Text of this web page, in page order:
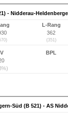
- Nidderau-
L-Rang
362
(351)
BPL
Süd (B 521) - AS